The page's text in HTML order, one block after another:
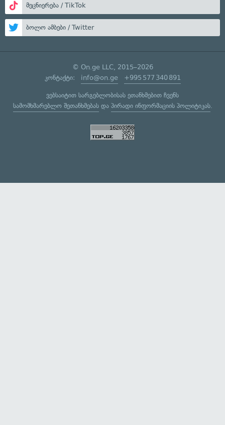
მეცნიერება / TikTok
ბოლო ამბები / Twitter
© On.ge LLC, 2015–2026
კონტაქტი: info@on.ge +995 577 340 891
ვებსაიტით სარგებლობისას ეთანხმებით ჩვენს
სამომხმარებლო შეთანხმებასდა პირადი ინფორმაციის პოლიტიკას.